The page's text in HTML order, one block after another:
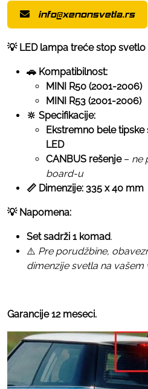
info@xenonsvetla.rs
💡 LED lampa treće stop svetlo
🚗 Kompatibilnost:
MINI R50 (2001-2006)
MINI R53 (2001-2006)
🔆 Specifikacije:
Ekstremno bele tipske
LED
CANBUS rešenje– ne
board-u
📏 Dimenzije: 335 x 40 mm
💡 Napomena:
Set sadrži 1 komad.
⚠️ Pre porudžbine,
dimenzije svetla na vašem
Garancije 12 meseci.